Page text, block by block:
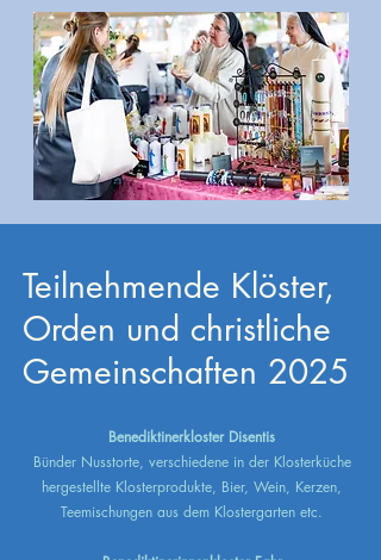
Teilnehmende Klöster,
Orden und christliche
Gemeinschaften 2025
Benediktinerkloster Disentis
Bünder Nusstorte, verschiedene in der Klosterküche
hergestellte Klosterprodukte, Bier, Wein, Kerzen,
Teemischungen aus dem Klostergarten etc.